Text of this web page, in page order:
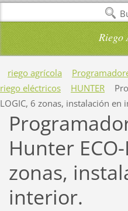
Riego
riego agrícola
riego eléctricos
HUNTER
LOGIC, 6 zonas, instalación en
Hunter
zonas,
interior.